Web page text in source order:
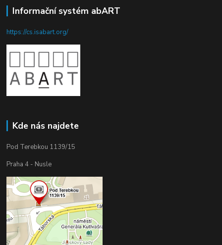
Informační systém abART
https://cs.isabart.org/
Kde nás najdete
Pod Terebkou 1139/15
Praha 4 - Nusle